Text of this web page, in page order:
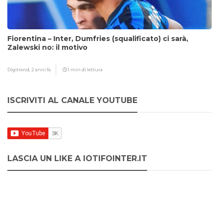
Fiorentina – Inter, Dumfries (squalificato) ci sarà,
Zalewski no: il motivo
Digitrend, 2 anni fa 1 min di lettura
ISCRIVITI AL CANALE YOUTUBE
LASCIA UN LIKE A IOTIFOINTER.IT